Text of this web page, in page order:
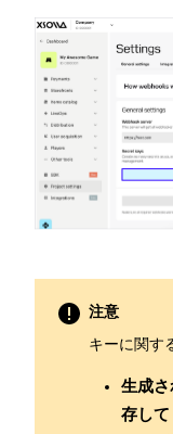
注意
キーに関す
生成
存し